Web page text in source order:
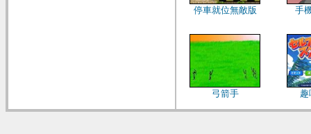
停車就位無敵版 手
弓箭手